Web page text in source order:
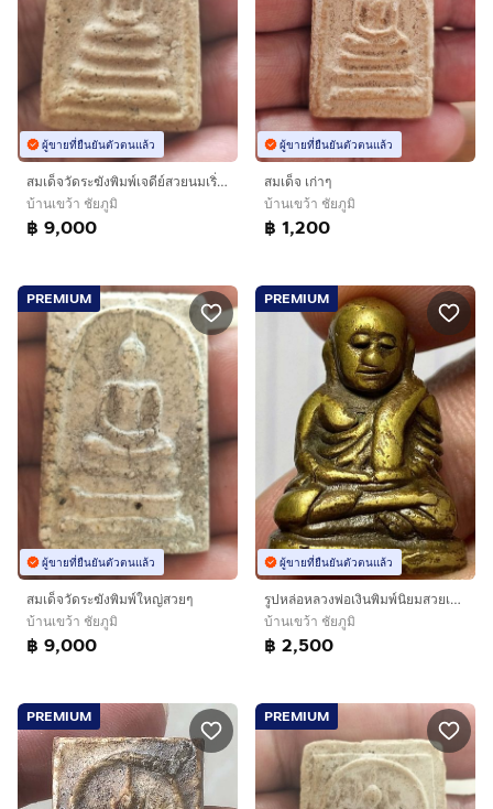
ผู้ขายที่ยืนยันตัวตนแล้ว
สมเด็จวัดระฆังพิมพ์เจดีย์สวยนมเริ่มมีมวลสารเก่าๆ
บ้านเขว้า ชัยภูมิ
฿ 9,000
ผู้ขายที่ยืนยันตัวตนแล้ว
สมเด็จ เก่าๆ
บ้านเขว้า ชัยภูมิ
฿ 1,200
PREMIUM
ผู้ขายที่ยืนยันตัวตนแล้ว
สมเด็จวัดระฆังพิมพ์ใหญ่สวยๆ
บ้านเขว้า ชัยภูมิ
฿ 9,000
PREMIUM
ผู้ขายที่ยืนยันตัวตนแล้ว
รูปหล่อหลวงพ่อเงินพิมพ์นิยมสวยเก่าๆ
บ้านเขว้า ชัยภูมิ
฿ 2,500
PREMIUM PREMIUM